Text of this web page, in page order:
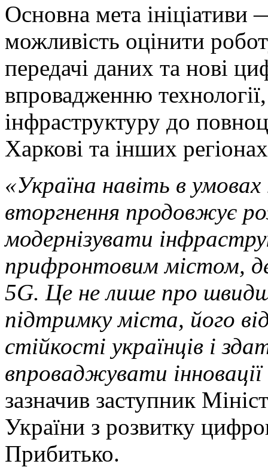
Основна мета
можливість оцінити
передачі даних та нові
впровадженню
інфраструктуру до
Харкові та інших
«Україна навіть в
вторгнення продовжує
модернізувати
прифронтовим містом,
5G. Це не лише про
підтримку міста, його
стійкості українців і
впроваджувати
зазначив заступник
України з розвитку
Прибитько.